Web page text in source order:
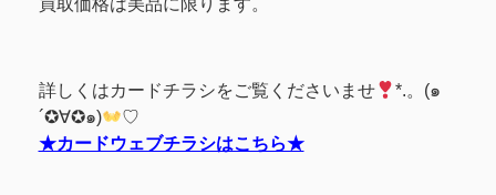
買取価格は美品に限ります。
詳しくはカードチラシをご覧くださいませ
*.。(๑
´✪∀✪๑)
♡
★カードウェブチラシはこちら★